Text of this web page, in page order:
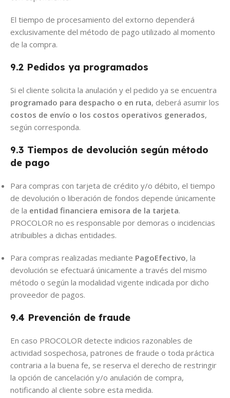
El tiempo de procesamiento del extorno dependerá
exclusivamente del método de pago utilizado al momento
de la compra.
9.2 Pedidos ya programados
Si el cliente solicita la anulación y el pedido ya se encuentra
programado para despacho o en ruta, deberá asumir los
costos de envío o los costos operativos generados,
según corresponda.
9.3 Tiempos de devolución según método
de pago
Para compras con tarjeta de crédito y/o débito, el tiempo
de devolución o liberación de fondos depende únicamente
de la entidad financiera emisora de la tarjeta.
PROCOLOR no es responsable por demoras o incidencias
atribuibles a dichas entidades.
Para compras realizadas mediante PagoEfectivo, la
devolución se efectuará únicamente a través del mismo
método o según la modalidad vigente indicada por dicho
proveedor de pagos.
9.4 Prevención de fraude
En caso PROCOLOR detecte indicios razonables de
actividad sospechosa, patrones de fraude o toda práctica
contraria a la buena fe, se reserva el derecho de restringir
la opción de cancelación y/o anulación de compra,
notificando al cliente sobre esta medida.